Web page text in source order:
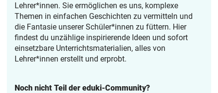
Lehrer*innen. Sie ermöglichen es uns, komplexe
Themen in einfachen Geschichten zu vermitteln und
die Fantasie unserer Schüler*innen zu füttern. Hier
findest du unzählige inspirierende Ideen und sofort
einsetzbare Unterrichtsmaterialien, alles von
Lehrer*innen erstellt und erprobt.
Noch nicht Teil der eduki-Community?